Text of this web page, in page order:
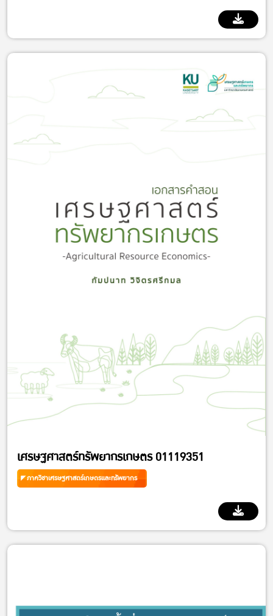
เศรษฐศาสตร์ทรัพยากรเกษตร 01119351
ภาควิชาเศรษฐศาสตร์เกษตรและทรัพยากร